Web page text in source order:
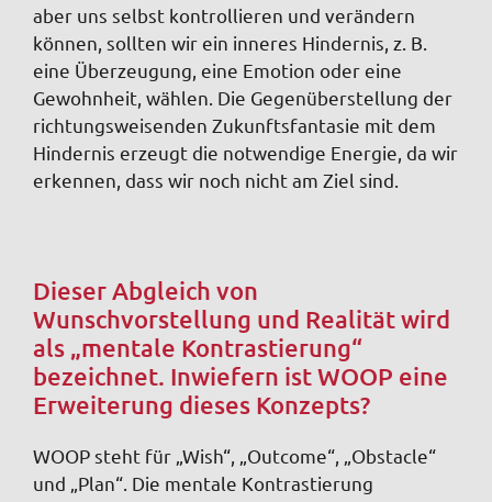
aber uns selbst kontrollieren und verändern
können, sollten wir ein inneres Hindernis, z. B.
eine Überzeugung, eine Emotion oder eine
Gewohnheit, wählen. Die Gegenüberstellung der
richtungsweisenden Zukunftsfantasie mit dem
Hindernis erzeugt die notwendige Energie, da wir
erkennen, dass wir noch nicht am Ziel sind.
Dieser Abgleich von
Wunschvorstellung und Realität wird
als „mentale Kontrastierung“
bezeichnet. Inwiefern ist WOOP eine
Erweiterung dieses Konzepts?
WOOP steht für „Wish“, „Outcome“, „Obstacle“
und „Plan“. Die mentale Kontrastierung